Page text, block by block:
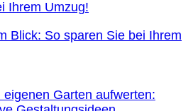
Blick: So sparen Sie bei Ihrem